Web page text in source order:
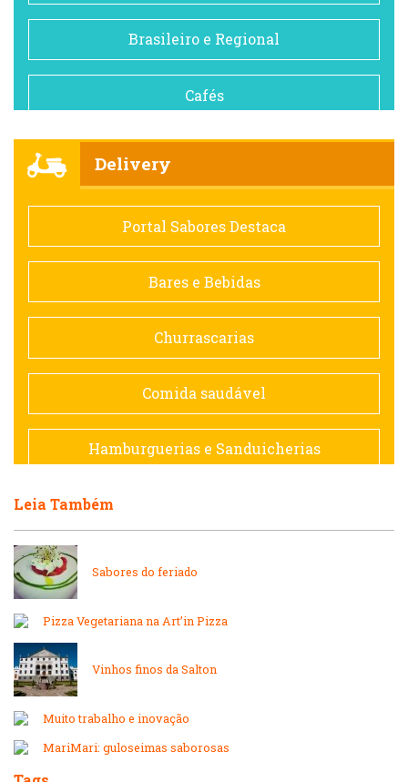
Brasileiro e Regional
Cafés
Comida saudável
Contemporânea
Doceria
Espanhola
Francesa
Delivery
Portal Sabores Destaca
Bares e Bebidas
Churrascarias
Comida saudável
Hamburguerias e Sanduicherias
Massas
Padarias e Confeitarias
Peixes e Frutos do Mar
Leia Também
Sabores do feriado
Pizza Vegetariana na Art’in Pizza
Vinhos finos da Salton
Muito trabalho e inovação
MariMari: guloseimas saborosas